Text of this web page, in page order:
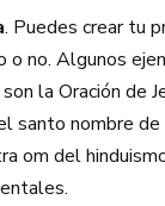
. Puedes crear tu
o no. Algunos
la Oración de
santo nombre
om del